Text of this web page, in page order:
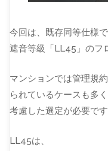
今回は、既存同等仕様
遮音等級「LL45」のフ
マンションでは管理規
られているケースも多
考慮した選定が必要です
LL45は、